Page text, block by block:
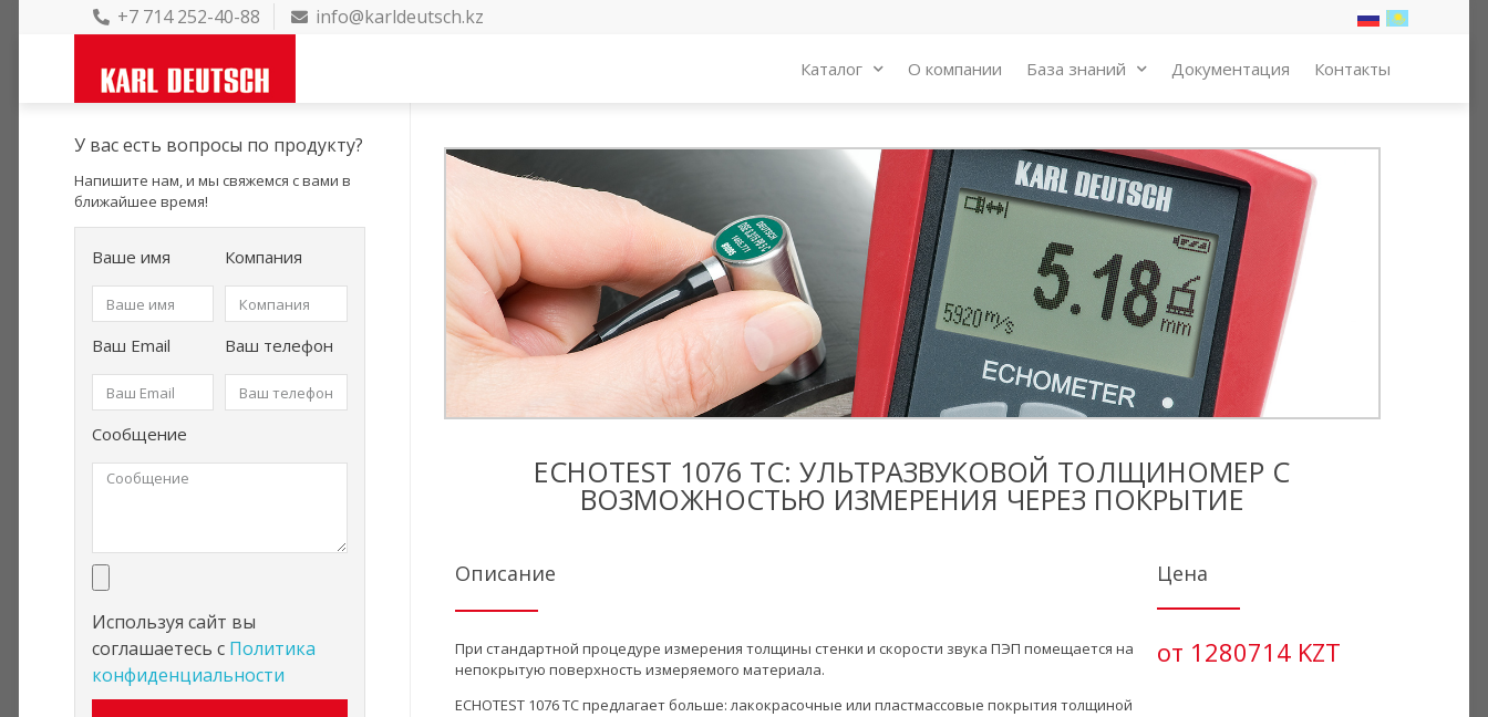
+7 714 252-40-88 info@karldeutsch.kz
Каталог О компании База знаний Документация Контакты
У вас есть вопросы по продукту?
Напишите нам, и мы свяжемся с вами в
ближайшее время!
Ваше имя Компания
Ваш Email Ваш телефон
Сообщение
Используя сайт вы
соглашаетесь с Политика
конфиденциальности
ECHOTEST 1076 TC: УЛЬТРАЗВУКОВОЙ ТОЛЩИНОМЕР С
ВОЗМОЖНОСТЬЮ ИЗМЕРЕНИЯ ЧЕРЕЗ ПОКРЫТИЕ
Описание
При стандартной процедуре измерения толщины стенки и скорости звука ПЭП помещается на
непокрытую поверхность измеряемого материала.
ECHOTEST 1076 TC предлагает больше: лакокрасочные или пластмассовые покрытия толщиной
Цена
от 1280714 KZT